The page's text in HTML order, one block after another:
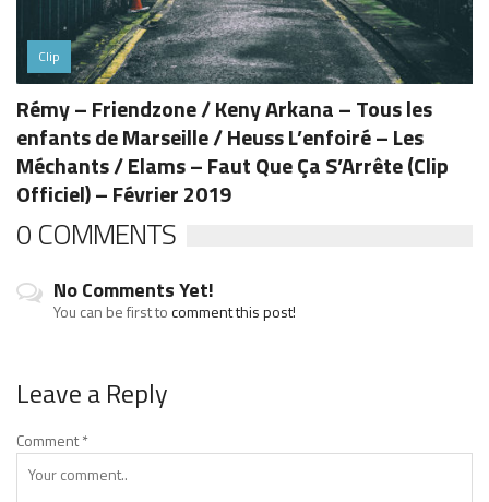
Clip
Rémy – Friendzone / Keny Arkana – Tous les
enfants de Marseille / Heuss L’enfoiré – Les
Méchants / Elams – Faut Que Ça S’Arrête (Clip
Officiel) – Février 2019
0 COMMENTS
No Comments Yet!
You can be first tocomment this post!
Leave a Reply
Comment*